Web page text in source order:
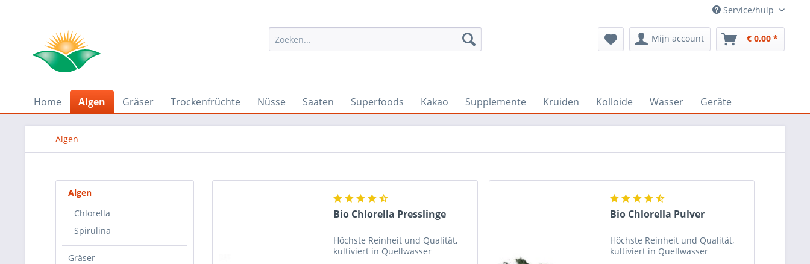
Service/hulp
Mijn account € 0,00 *
Home Algen Gräser Trockenfrüchte Nüsse Saaten Superfoods Kakao Supplemente Kruiden Kolloide Wasser Geräte
Algen
Algen
Chlorella
Spirulina
Gräser
Bio Chlorella Presslinge
Höchste Reinheit und Qualität,
kultiviert in Quellwasser
Bio Chlorella Pulver
Höchste Reinheit und Qualität,
kultiviert in Quellwasser